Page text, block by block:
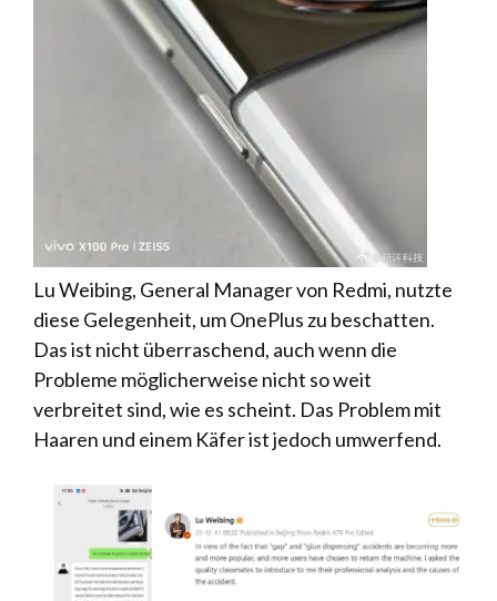
Lu Weibing, General Manager von Redmi, nutzte
diese Gelegenheit, um OnePlus zu beschatten.
Das ist nicht überraschend, auch wenn die
Probleme möglicherweise nicht so weit
verbreitet sind, wie es scheint. Das Problem mit
Haaren und einem Käfer ist jedoch umwerfend.